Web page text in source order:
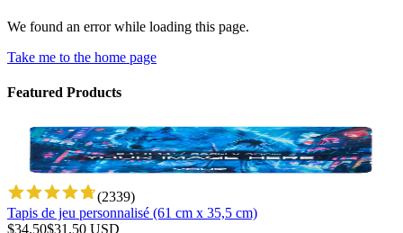
We found an error while loading this page.
Take me to the home page
Featured Products
(2339)
Tapis de jeu personnalisé (61 cm x 35,5 cm)
$34.50$31.50 USD